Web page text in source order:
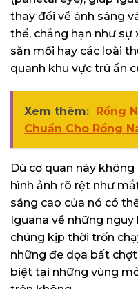
thay đổi về ánh sáng
thể, chẳng hạn như
săn mồi hay các loài
quanh khu vực trú ẩn
Xem thêm: Rồng
Chuẩn Cho Rồng
Dù cơ quan này
hình ảnh rõ rệt như
sáng cao của nó có
Iguana về những
chúng kịp thời trốn
những đe dọa bất
biệt tại những vùng